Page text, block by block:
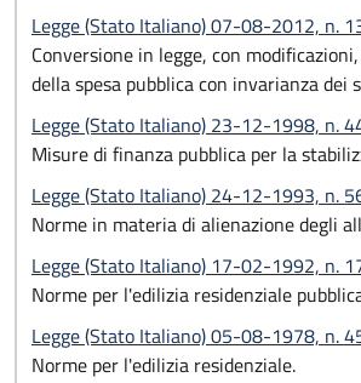
Legge (Stato Italiano) 07-08-2012, n.
Conversione in legge, con
della spesa pubblica con invarianza dei
Legge (Stato Italiano) 23-12-1998, n.
Misure di finanza pubblica per la
Legge (Stato Italiano) 24-12-1993, n.
Norme in materia di alienazione degli
Legge (Stato Italiano) 17-02-1992, n.
Norme per l'edilizia residenziale
Legge (Stato Italiano) 05-08-1978, n.
Norme per l'edilizia residenziale.